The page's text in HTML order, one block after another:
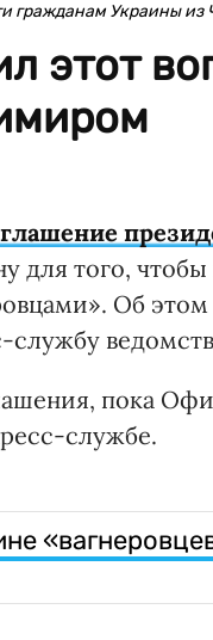
гражданам Украины из
этот
для того,
Об
службу
пока
службе.